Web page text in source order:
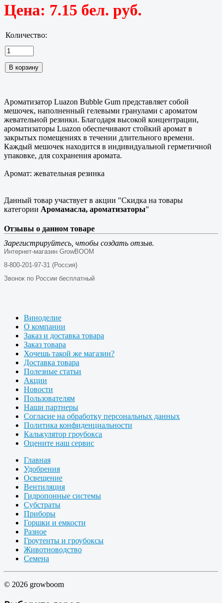
Цена: 7.15 бел. руб.
Количество:
Ароматизатор Luazon Bubble Gum представляет собой
мешочек, наполненный гелевыми гранулами с ароматом
жевательной резинки. Благодаря высокой концентрации,
ароматизаторы Luazon обеспечивают стойкий аромат в
закрытых помещениях в течении длительного времени.
Каждый мешочек находится в индивидуальной герметичной
упаковке, для сохранения аромата.
Аромат: жевательная резинка
Данный товар участвует в акции "Скидка на товары
категории Аромамасла, ароматизаторы"
Отзывы о данном товаре
Зарегистрируйтесь, чтобы создать отзыв.
Интернет-магазин GrowBOOM
8-800-201-97-31 (Россия)
Звонок по России бесплатный
Виноделие
О компании
Заказ и доставка товара
Заказ товара
Хочешь такой же магазин?
Доставка товара
Полезные статьи
Акции
Новости
Пользователям
Наши партнеры
Согласие на обработку персональных данных
Политика конфиденциальности
Калькулятор гроубокса
Оцените наш сервис
Главная
Удобрения
Освещение
Вентиляция
Гидропонные системы
Субстраты
Приборы
Горшки и емкости
Разное
Гроутенты и гроубоксы
Животноводство
Семена
© 2026 growboom